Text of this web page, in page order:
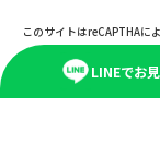
LINEでお
このサイトはreCAPTHAに
規約が適応されます。